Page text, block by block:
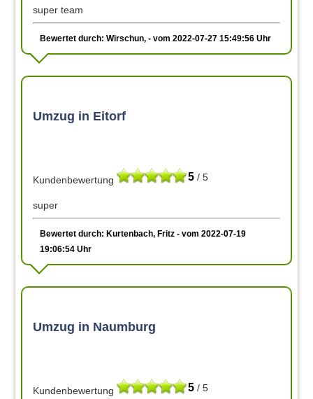
super team
Bewertet durch: Wirschun, - vom 2022-07-27 15:49:56 Uhr
Umzug in Eitorf
5 / 5
Kundenbewertung
super
Bewertet durch: Kurtenbach, Fritz - vom 2022-07-19
19:06:54 Uhr
Umzug in Naumburg
5 / 5
Kundenbewertung